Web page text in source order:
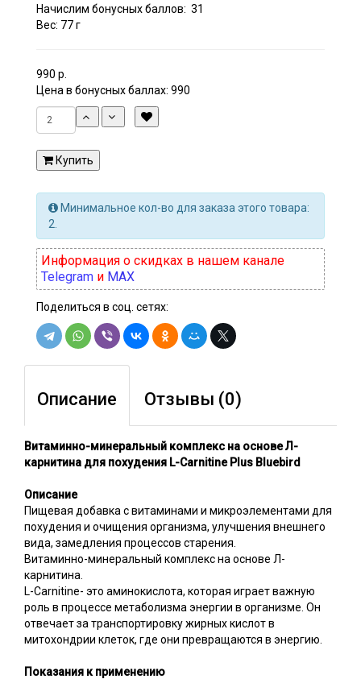
Начислим бонусных баллов: 31
Вес: 77 г
990 р.
Цена в бонусных баллах: 990
Купить
Минимальное кол-во для заказа этого товара:
2.
Информация о скидках в нашем канале
Telegram и MAX
Поделиться в соц. сетях:
Описание Отзывы (0)
Витаминно-минеральный комплекс на основе Л-
карнитина для похудения L-Carnitine Plus Bluebird
Описание
Пищевая добавка с витаминами и микроэлементами для
похудения и очищения организма, улучшения внешнего
вида, замедления процессов старения.
Витаминно-минеральный комплекс на основе Л-
карнитина.
L-Carnitine- это аминокислота, которая играет важную
роль в процессе метаболизма энергии в организме. Он
отвечает за транспортировку жирных кислот в
митохондрии клеток, где они превращаются в энергию.
Показания к применению